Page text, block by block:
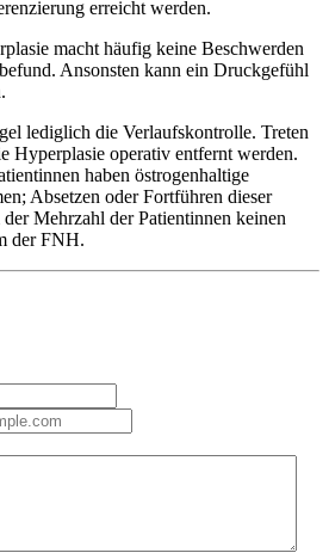
erreicht werden.
macht häufig keine Beschwerden
Ansonsten kann ein Druckgefühl
lediglich die Verlaufskontrolle. Treten
Hyperplasie operativ entfernt werden.
haben östrogenhaltige
Absetzen oder Fortführen dieser
Mehrzahl der Patientinnen keinen
der FNH.